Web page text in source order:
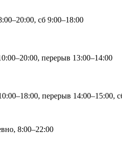
сб 9:00–18:00
перерыв 13:00–14:00
перерыв 14:00–15:00,
8:00–22:00